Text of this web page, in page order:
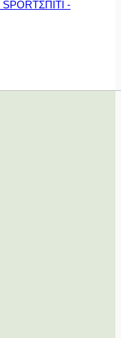
SPORTΣΠΙΤΙ -